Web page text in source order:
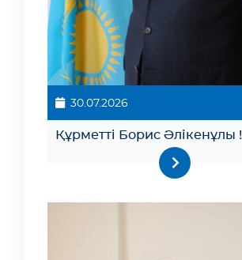
30.07.2026
Құрметті Борис Әлікенұлы !